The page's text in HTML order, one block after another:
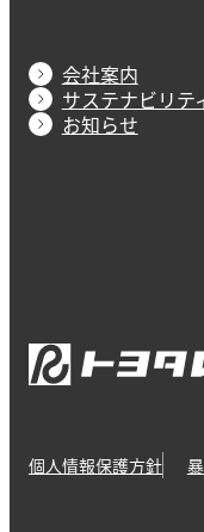
会社案内
サステナビリテ
お知らせ
個人情報保護方針